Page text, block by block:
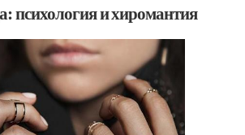
психология и хиромантия